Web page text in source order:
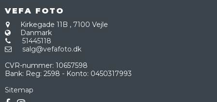
VEFA FOTO
Kirkegade 11B , 7100 Vejle
Danmark
51445118
salg@vefafoto.dk
CVR-nummer: 10657598
Bank: Reg: 2598 - Konto: 0450317993
Sitemap